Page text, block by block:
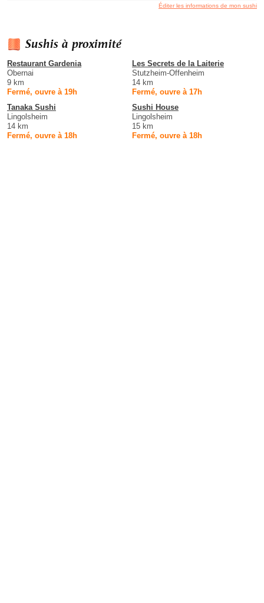
Éditer les informations de mon sushi
Sushis à proximité
Restaurant Gardenia
Obernai
9 km
Fermé, ouvre à 19h
Les Secrets de la Laiterie
Stutzheim-Offenheim
14 km
Fermé, ouvre à 17h
Tanaka Sushi
Lingolsheim
14 km
Fermé, ouvre à 18h
Sushi House
Lingolsheim
15 km
Fermé, ouvre à 18h